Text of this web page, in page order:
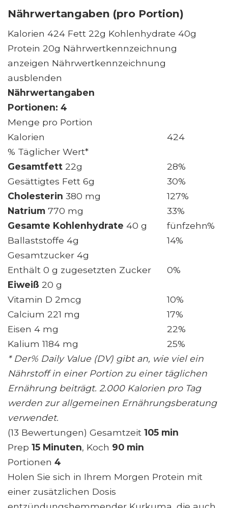
Nährwertangaben (pro Portion)
Kalorien 424 Fett 22g Kohlenhydrate 40g
Protein 20g Nährwertkennzeichnung
anzeigen Nährwertkennzeichnung
ausblenden
Nährwertangaben
Portionen: 4
Menge pro Portion
Kalorien
424
% Täglicher Wert*
Gesamtfett 22g
28%
Gesättigtes Fett 6g
30%
Cholesterin 380 mg
127%
Natrium 770 mg
33%
Gesamte Kohlenhydrate 40 g
fünfzehn%
Ballaststoffe 4g
14%
Gesamtzucker 4g
Enthält 0 g zugesetzten Zucker
0%
Eiweiß 20 g
Vitamin D 2mcg
10%
Calcium 221 mg
17%
Eisen 4 mg
22%
Kalium 1184 mg
25%
* Der% Daily Value (DV) gibt an, wie viel ein
Nährstoff in einer Portion zu einer täglichen
Ernährung beiträgt. 2.000 Kalorien pro Tag
werden zur allgemeinen Ernährungsberatung
verwendet.
(13 Bewertungen) Gesamtzeit 105 min
Prep 15 Minuten, Koch 90 min
Portionen 4
Holen Sie sich in Ihrem Morgen Protein mit
einer zusätzlichen Dosis